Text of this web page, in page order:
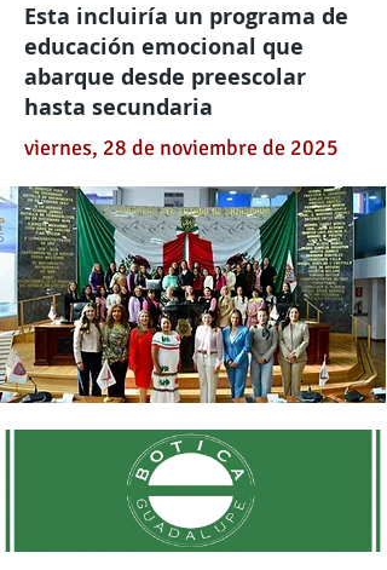
Esta incluiría un programa de
educación emocional que
abarque desde preescolar
hasta secundaria
viernes, 28 de noviembre de 2025